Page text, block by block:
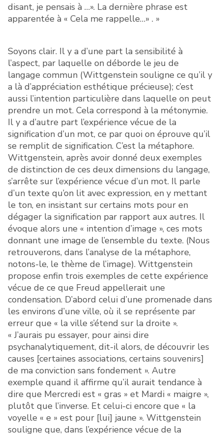
disant, je pensais à …». La dernière phrase est
apparentée à « Cela me rappelle…» . »
Soyons clair. Il y a d’une part la sensibilité à
l’aspect, par laquelle on déborde le jeu de
langage commun (Wittgenstein souligne ce qu’il y
a là d’appréciation esthétique précieuse); c’est
aussi l’intention particulière dans laquelle on peut
prendre un mot. Cela correspond à la métonymie.
Il y a d’autre part l’expérience vécue de la
signification d’un mot, ce par quoi on éprouve qu’il
se remplit de signification. C’est la métaphore.
Wittgenstein, après avoir donné deux exemples
de distinction de ces deux dimensions du langage,
s’arrête sur l’expérience vécue d’un mot. Il parle
d’un texte qu’on lit avec expression, en y mettant
le ton, en insistant sur certains mots pour en
dégager la signification par rapport aux autres. Il
évoque alors une « intention d’image », ces mots
donnant une image de l’ensemble du texte. (Nous
retrouverons, dans l’analyse de la métaphore,
notons-le, le thème de l’image). Wittgenstein
propose enfin trois exemples de cette expérience
vécue de ce que Freud appellerait une
condensation. D’abord celui d’une promenade dans
les environs d’une ville, où il se représente par
erreur que « la ville s’étend sur la droite ».
« J’aurais pu essayer, pour ainsi dire
psychanalytiquement, dit-il alors, de découvrir les
causes [certaines associations, certains souvenirs]
de ma conviction sans fondement ». Autre
exemple quand il affirme qu’il aurait tendance à
dire que Mercredi est « gras » et Mardi « maigre »,
plutôt que l’inverse. Et celui-ci encore que « la
voyelle « e » est pour [lui] jaune ». Wittgenstein
souligne que, dans l’expérience vécue de la